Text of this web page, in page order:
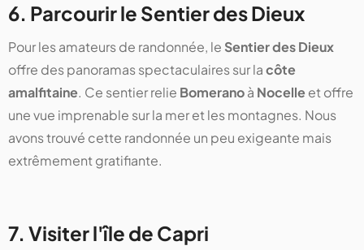
6. Parcourir le Sentier des Dieux
Pour les amateurs de randonnée, le Sentier des Dieux
offre des panoramas spectaculaires sur lacôte
amalfitaine. Ce sentier relie Bomeranoà Nocelleet offre
une vue imprenable sur la mer et les montagnes. Nous
avons trouvé cette randonnée un peu exigeante mais
extrêmement gratifiante.
7. Visiter l'île de Capri